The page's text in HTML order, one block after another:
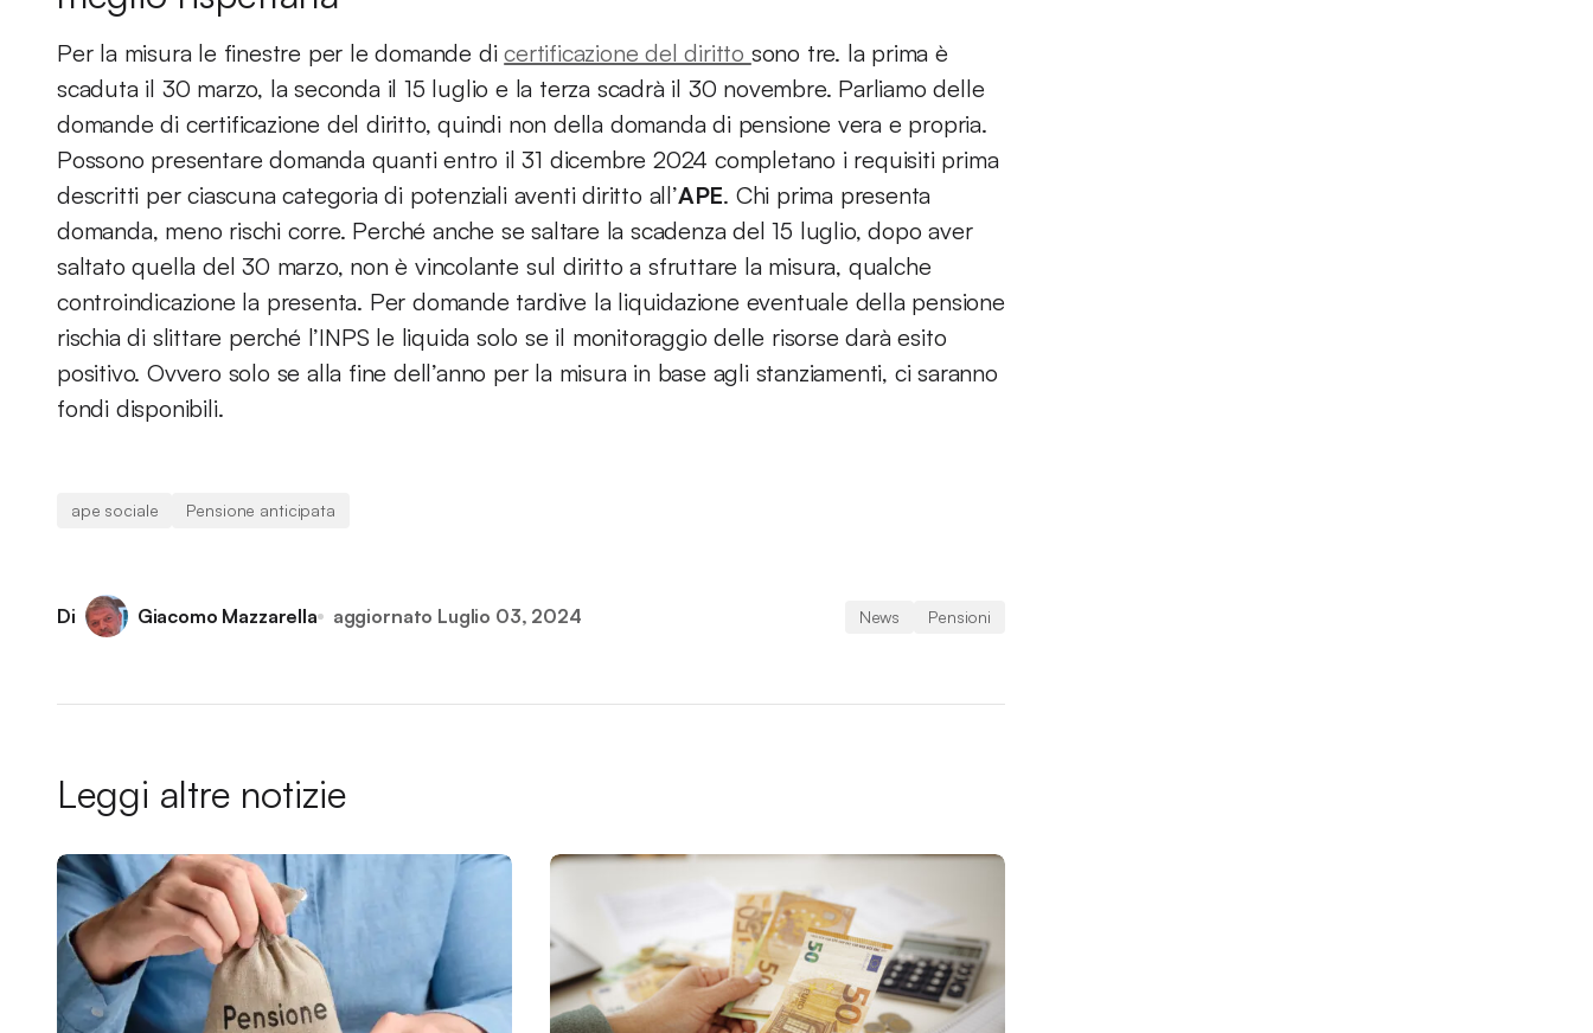
Per la misura le finestre per le domande dicertificazione del diritto sono tre. la prima è
scaduta il 30 marzo, la seconda il 15 luglio e la terza scadrà il 30 novembre. Parliamo delle
domande di certificazione del diritto, quindi non della domanda di pensione vera e propria.
Possono presentare domanda quanti entro il 31 dicembre 2024 completano i requisiti prima
descritti per ciascuna categoria di potenziali aventi diritto all’APE. Chi prima presenta
domanda, meno rischi corre. Perché anche se saltare la scadenza del 15 luglio, dopo aver
saltato quella del 30 marzo, non è vincolante sul diritto a sfruttare la misura, qualche
controindicazione la presenta. Per domande tardive la liquidazione eventuale della pensione
rischia di slittare perché l’INPS le liquida solo se il monitoraggio delle risorse darà esito
positivo. Ovvero solo se alla fine dell’anno per la misura in base agli stanziamenti, ci saranno
fondi disponibili.
ape sociale Pensione anticipata
Di Giacomo Mazzarella aggiornato Luglio 03, 2024 News Pensioni
Leggi altre notizie